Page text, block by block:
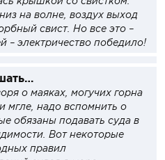
на волне, воздух выход
свист. Но все это –
– электричество победило!
о маяках, могучих горна
мгле, надо вспомнить о
обязаны подавать суда в
Вот некоторые
правил